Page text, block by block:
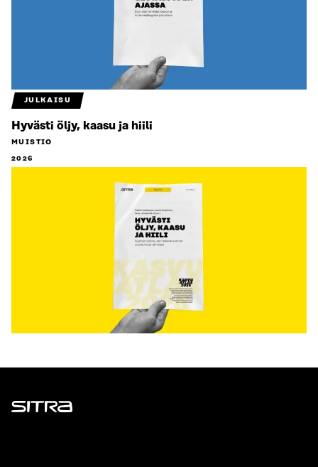
JULKAISU
Hyvästi öljy, kaasu ja hiili
MUISTIO
2026
Sitra